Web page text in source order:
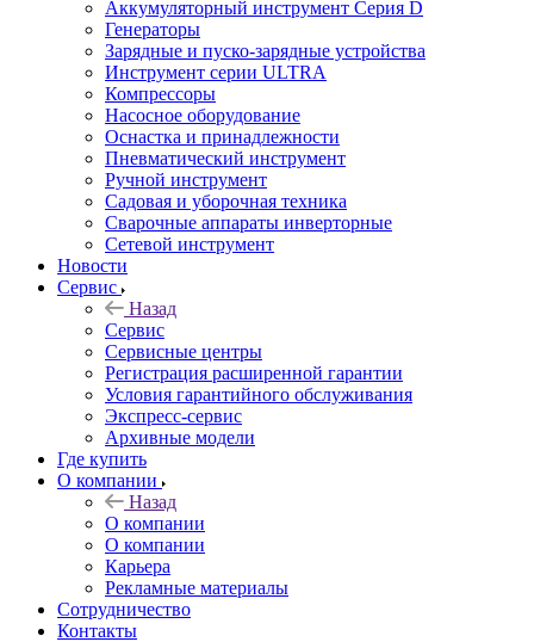
Аккумуляторный инструмент Серия D
Генераторы
Зарядные и пуско-зарядные устройства
Инструмент серии ULTRA
Компрессоры
Насосное оборудование
Оснастка и принадлежности
Пневматический инструмент
Ручной инструмент
Садовая и уборочная техника
Сварочные аппараты инверторные
Сетевой инструмент
Новости
Сервис
Назад
Сервис
Сервисные центры
Регистрация расширенной гарантии
Условия гарантийного обслуживания
Экспресс-сервис
Архивные модели
Где купить
О компании
Назад
О компании
О компании
Карьера
Рекламные материалы
Сотрудничество
Контакты